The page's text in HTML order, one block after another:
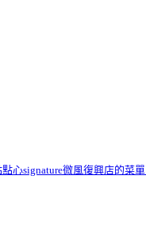
點心signature微風復興店的菜單